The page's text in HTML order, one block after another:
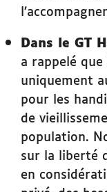
Dans le GT
a rappelé
uniquement
pour les
de
population.
sur la liberté
en